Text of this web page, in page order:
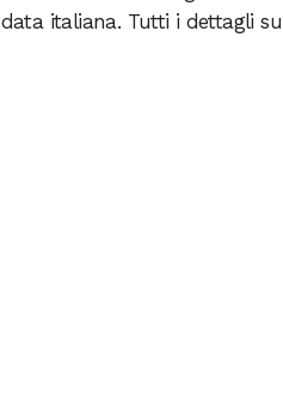
data italiana. Tutti i dettagli